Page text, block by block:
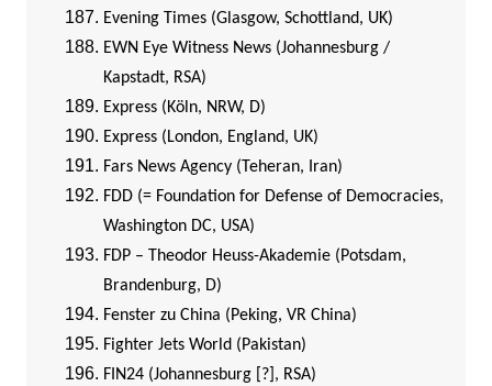
Evening Times (Glasgow, Schottland, UK)
EWN Eye Witness News (Johannesburg /
Kapstadt, RSA)
Express (Köln, NRW, D)
Express (London, England, UK)
Fars News Agency (Teheran, Iran)
FDD (= Foundation for Defense of Democracies,
Washington DC, USA)
FDP – Theodor Heuss-Akademie (Potsdam,
Brandenburg, D)
Fenster zu China (Peking, VR China)
Fighter Jets World (Pakistan)
FIN24 (Johannesburg [?], RSA)